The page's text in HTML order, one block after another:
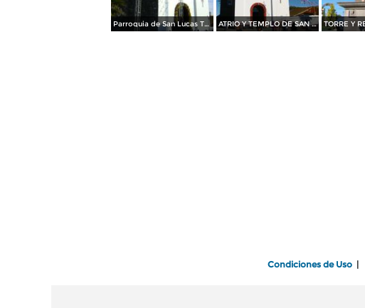
Parroquia de San Lucas Tecopilco, Tlax. Octubre/2012 ATRIO Y TEMPLO DE SAN LUCAS TECOPILCO. OTOÑO DEL 2011
Condiciones de Uso